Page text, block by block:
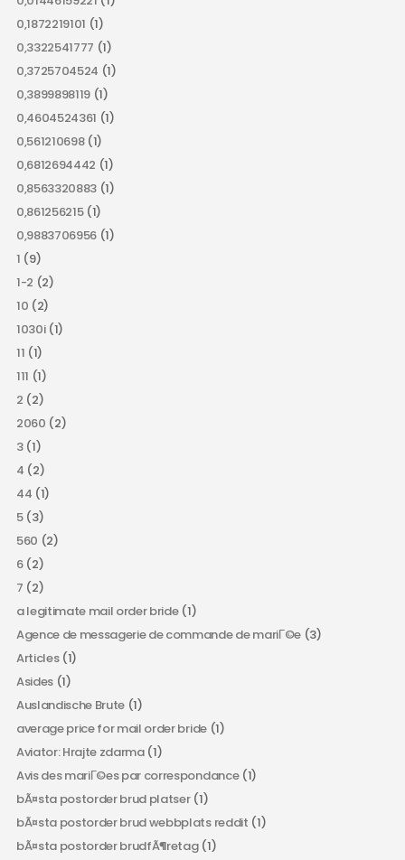
0,1872219101 (1)
0,3322541777 (1)
0,3725704524 (1)
0,3899898119 (1)
0,4604524361 (1)
0,561210698(1)
0,6812694442 (1)
0,8563320883 (1)
0,861256215(1)
0,9883706956 (1)
1 (9)
1-2 (2)
10 (2)
1030i(1)
11 (1)
111 (1)
2 (2)
2060 (2)
3(1)
4 (2)
44 (1)
5(3)
560 (2)
6(2)
7 (2)
a legitimate mail order bride(1)
Agence de messagerie de commande de mariГ©e(3)
Articles(1)
Asides(1)
Auslandische Brute (1)
average price for mail order bride(1)
Aviator: Hrajte zdarma(1)
Avis des mariГ©es par correspondance(1)
bÃ¤sta postorder brud platser(1)
bÃ¤sta postorder brud webbplats reddit (1)
bÃ¤sta postorder brudfÃ¶retag(1)